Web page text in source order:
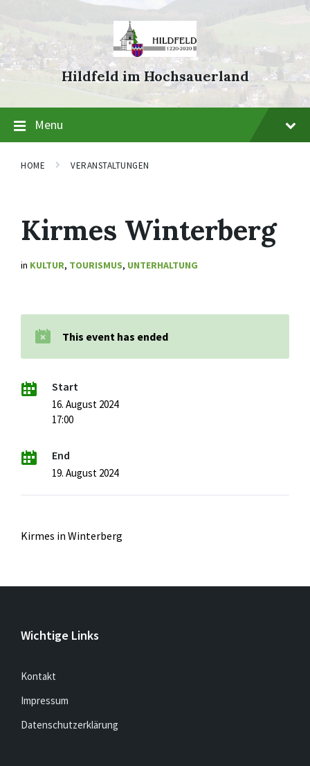
navigation
Hildfeld im Hochsauerland
Menu
HOME VERANSTALTUNGEN
Kirmes Winterberg
in KULTUR, TOURISMUS, UNTERHALTUNG
This event has ended
Start
16. August 2024
17:00
End
19. August 2024
Kirmes in Winterberg
Wichtige Links
Kontakt
Impressum
Datenschutzerklärung